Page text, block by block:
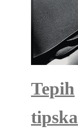
Tepih
tipska